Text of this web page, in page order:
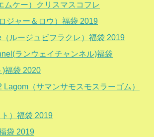
ムケー）クリスマスコフレ
ジャー＆ロウ）福袋 2019
ルージュビフラクレ）福袋 2019
ランウェイチャンネル)福袋
)福袋 2020
Lagom（サマンサモスモスラーゴム）
）福袋 2019
袋 2019